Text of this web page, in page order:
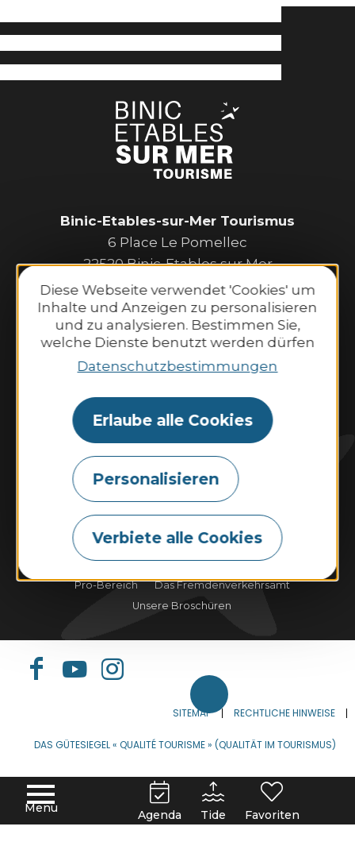
Diese Webseite verwendet 'Cookies' um
Inhalte und Anzeigen zu personalisieren
und zu analysieren. Bestimmen Sie,
welche Dienste benutzt werden dürfen
Datenschutzbestimmungen
Erlaube alle Cookies
Personalisieren
Verbiete alle Cookies
Agenda Tide Favoriten
Menu
Binic-Etables-sur-Mer Tourismus
6 Place Le Pomellec
22520 Binic-Etables sur Mer
Tel. 02 96 73 60 12
Öffnungszeiten:
Montag bis Samstag:
9:30–13:00 Uhr und 14:00–18:30 Uhr.
Sonntag und an Feiertagen:
Kontaktieren Sie uns
Gezeiten Wetter Webcam
Tourismus & Behinderung
Unsere Verpflichtungen
Pro-Bereich
Das Fremdenverkehrsamt
Unsere Broschüren
SITEMAP RECHTLICHE HINWEISE
DAS GÜTESIEGEL « QUALITÉ TOURISME » (QUALITÄT IM TOURISMUS)
DEUTSCH
FRANÇAIS
ENGLISH
ESPAÑOL